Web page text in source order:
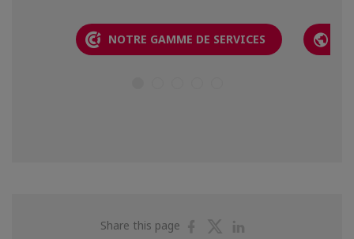
NOTRE GAMME DE SERVICES
Share this page
ShareShare